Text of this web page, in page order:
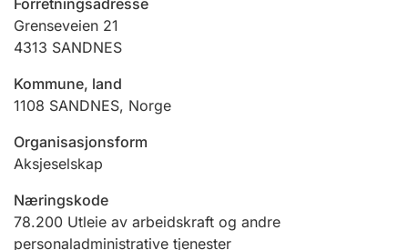
Jeger
Ektepaktveileder
Offentlig sektor
Forretningsadresse
Grenseveien 21
4313 SANDNES
Kommune, land
1108 SANDNES, Norge
Organisasjonsform
Aksjeselskap
Næringskode
78.200 Utleie av arbeidskraft og andre
personaladministrative tjenester